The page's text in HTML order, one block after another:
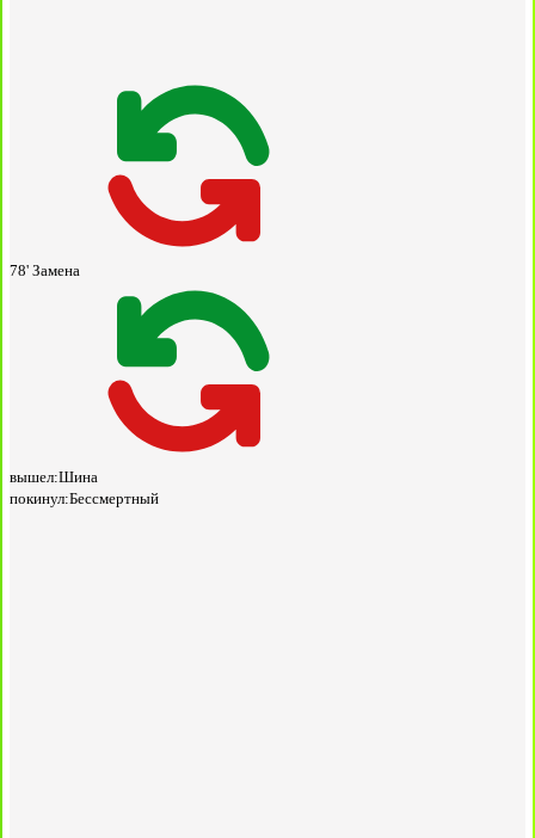
78' Замена
вышел:Шина
покинул:Бессмертный